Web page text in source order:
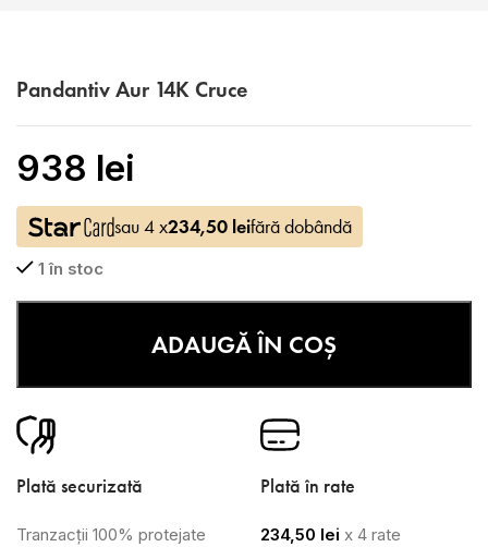
Pandantiv Aur 14K Cruce
938 lei
sau 4 x234,50 leifără dobândă
1 în stoc
ADAUGĂ ÎN COȘ
Plată securizată
Tranzacții 100% protejate
Plată în rate
234,50 lei x 4 rate